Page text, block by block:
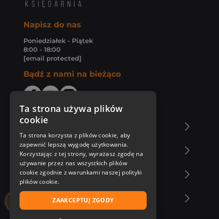
Napisz do nas
Poniedziałek - Piątek
8:00 - 18:00
[email protected]
Bądź z nami na bieżąco
Zakupy u nas
Nasza oferta
Nasi autorzy
Ta strona używa plików
cookie
Ta strona korzysta z plików cookie, aby
zapewnić lepszą wygodę użytkowania.
Korzystając z tej strony, wyrażasz zgodę na
używanie przez nas wszystkich plików
cookie zgodnie z warunkami naszej polityki
plików cookie.
ZAAKCEPTUJ ZGODY